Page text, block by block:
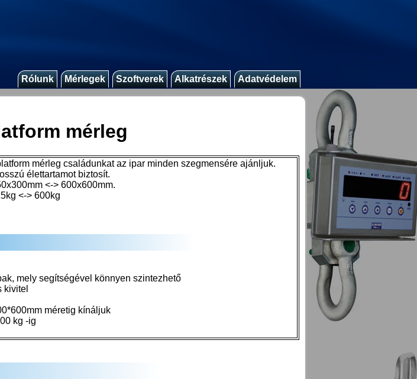
Rólunk Mérlegek Szoftverek Alkatrészek Adatvédelem
mérleg
mérleg családunkat az ipar minden szegmensére ajánljuk.
élettartamot biztosít.
<-> 600x600mm.
<-> 600kg
mely segítségével könnyen szintezhető
kivitel
méretig kínáljuk
kg -ig